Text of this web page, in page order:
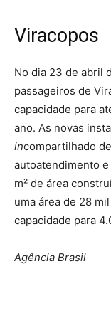
Viracopos
No dia 23 de abril
passageiros de
capacidade para
ano. As novas
incompartilhado
autoatendimento
m² de área
uma área de 28
capacidade para
Agência Brasil